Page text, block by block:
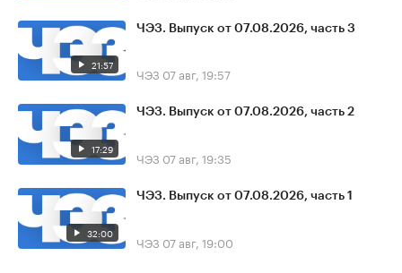
21:57
ЧЭЗ. Выпуск от 07.08.2026, часть 3
ЧЭЗ 07 авг, 19:57
17:29
ЧЭЗ. Выпуск от 07.08.2026, часть 2
ЧЭЗ 07 авг, 19:35
32:00
ЧЭЗ. Выпуск от 07.08.2026, часть 1
ЧЭЗ 07 авг, 19:00